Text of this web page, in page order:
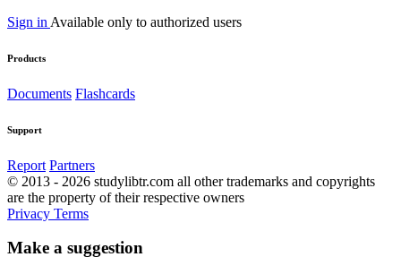
Sign in Available only to authorized users
Products
Documents Flashcards
Support
Report Partners
© 2013 - 2026 studylibtr.com all other trademarks and copyrights
are the property of their respective owners
Privacy Terms
Make a suggestion